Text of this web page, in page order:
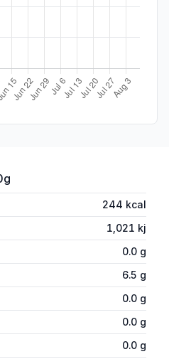
Sujuk'
244 kcal
1,021 kj
0.0 g
6.5 g
0.0 g
0.0 g
0.0 g